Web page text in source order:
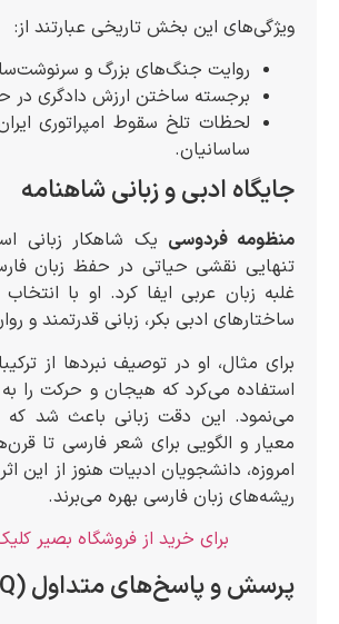
ویژگی‌های این بخش تاریخی عبارتند از:
روایت جنگ‌های بزرگ و
برجسته ساختن ارزش دادگری در
لحظات تلخ سقوط امپراتوری
ساسانیان.
جایگاه ادبی و زبانی شاهنامه
منظومه فردوسی یک شاهکار زبانی
تنهایی نقشی حیاتی در حفظ زبان
غلبه زبان عربی ایفا کرد. او با
ساختارهای ادبی بکر، زبانی قدرتمند و
برای مثال، او در توصیف نبردها از
استفاده می‌کرد که هیجان و حرکت را
می‌نمود. این دقت زبانی باعث شد که
معیار و الگویی برای شعر فارسی تا
امروزه، دانشجویان ادبیات هنوز از این
ریشه‌های زبان فارسی بهره می‌برند.
برای خرید از فروشگاه بصیر
پرسش و پاسخ‌های متداول (FAQ)